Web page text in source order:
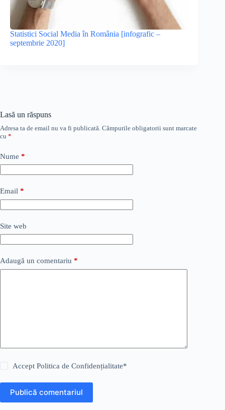
Statistici Social Media în România [infografic –
septembrie 2020]
Lasă un răspuns
Adresa ta de email nu va fi publicată. Câmpurile obligatorii sunt marcate
cu *
Nume *
Email *
Site web
Adaugă un comentariu *
AcceptPolitica de Confidențialitate*
Publică comentariul